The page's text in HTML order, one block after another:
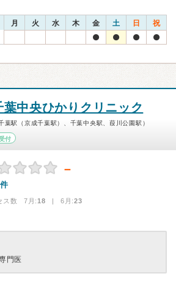
月 火 水 木 金 土 日 祝
中央ひかりクリニック
葉駅（京成千葉駅）、千葉中央駅、葭川公園駅）
付
－
ス数 7月:18 | 6月:23
門医